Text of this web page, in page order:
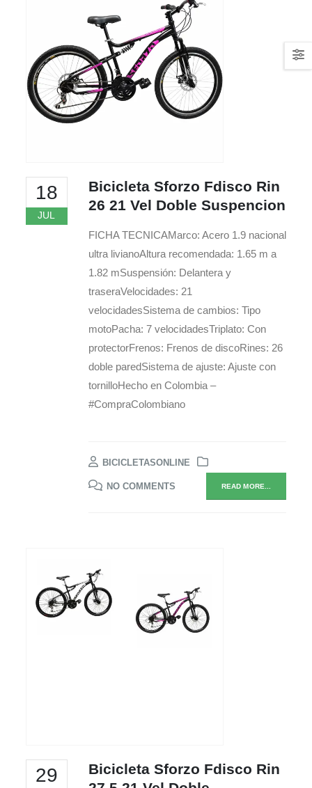
18
JUL
Bicicleta Sforzo Fdisco Rin
26 21 Vel Doble Suspencion
FICHA TECNICAMarco: Acero 1.9 nacional
ultra livianoAltura recomendada: 1.65 m a
1.82 mSuspensión: Delantera y
traseraVelocidades: 21
velocidadesSistema de cambios: Tipo
motoPacha: 7 velocidadesTriplato: Con
protectorFrenos: Frenos de discoRines: 26
doble paredSistema de ajuste: Ajuste con
tornilloHecho en Colombia –
#CompraColombiano
BICICLETASONLINE
NO COMMENTS READ MORE...
29
Bicicleta Sforzo Fdisco Rin